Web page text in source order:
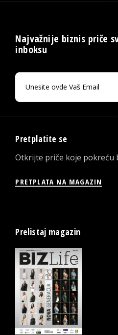
Najvažnije biznis priče
inboksu
Pretplatite se
Otkrijte priče koje pokreću
PRETPLATA NA MAGAZIN
Prelistaj magazin